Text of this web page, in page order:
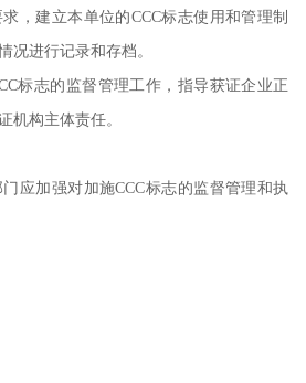
，建立本单位的CCC标志使用和管理制
况进行记录和存档。
标志的监督管理工作，指导获证企业正
机构主体责任。
应加强对加施CCC标志的监督管理和执